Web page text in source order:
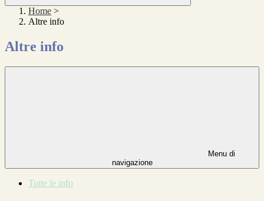
Home >
Altre info
Altre info
Menu di
navigazione
Tutte le info